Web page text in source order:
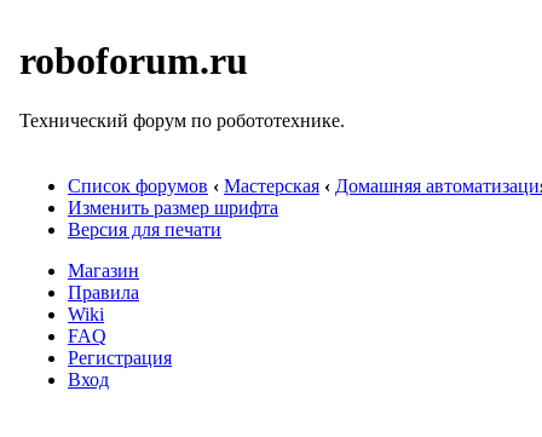
roboforum.ru
Технический форум по робототехнике.
Список форумов ‹ Мастерская ‹ Домашняя
Изменить размер шрифта
Версия для печати
Магазин
Правила
Wiki
FAQ
Регистрация
Вход